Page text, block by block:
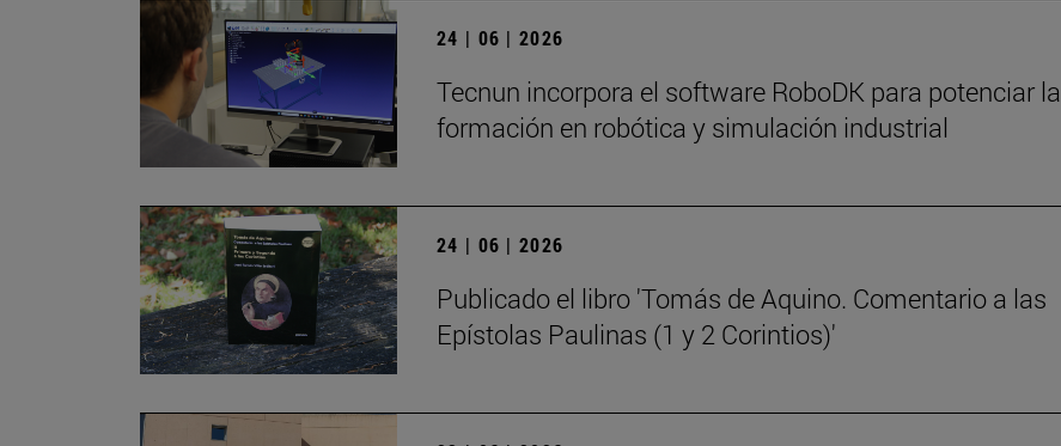
24 | 06 | 2026
Tecnun incorpora el software RoboDK para potenciar la
formación en robótica y simulación industrial
24 | 06 | 2026
Publicado el libro 'Tomás de Aquino. Comentario a las
Epístolas Paulinas (1 y 2 Corintios)'